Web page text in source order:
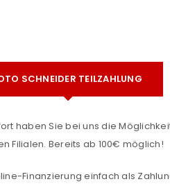
ANMELDEN
Benutzername oder E-Mail-
SCHNEIDER TEILZAHLUNG
haben Sie bei uns die
Filialen. Bereits ab 100€ möglich!
Finanzierung einfach als